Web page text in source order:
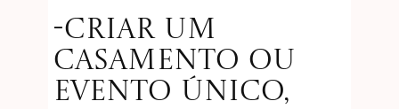
-Criar um
casamento ou
evento único​,